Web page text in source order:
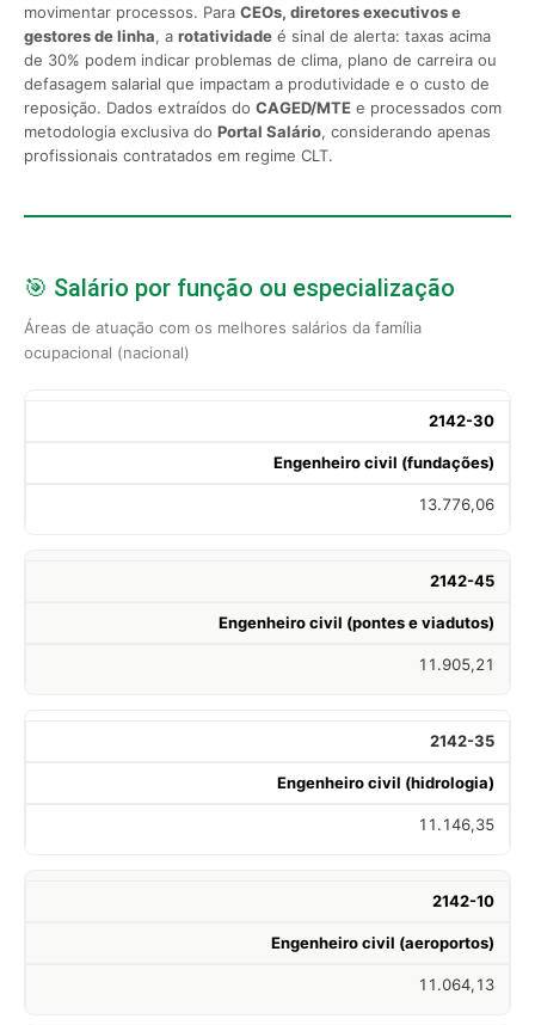
movimentar processos. Para CEOs, diretores executivos e
gestores de linha, a rotatividade é sinal de alerta: taxas acima
de 30% podem indicar problemas de clima, plano de carreira ou
defasagem salarial que impactam a produtividade e o custo de
reposição. Dados extraídos do CAGED/MTE e processados com
metodologia exclusiva do Portal Salário, considerando apenas
profissionais contratados em regime CLT.
🎯 Salário por função ou especialização
Áreas de atuação com os melhores salários da família
ocupacional (nacional)
2142-30
Engenheiro civil (fundações)
13.776,06
2142-45
Engenheiro civil (pontes e viadutos)
11.905,21
2142-35
Engenheiro civil (hidrologia)
11.146,35
2142-10
Engenheiro civil (aeroportos)
11.064,13